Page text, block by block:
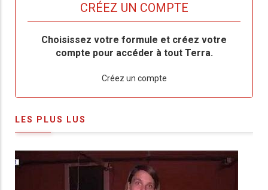
CRÉEZ UN COMPTE
BodyChoisissez votre formule et créez votre
compte pour accéder à tout Terra.
Créez un compte
LES PLUS LUS